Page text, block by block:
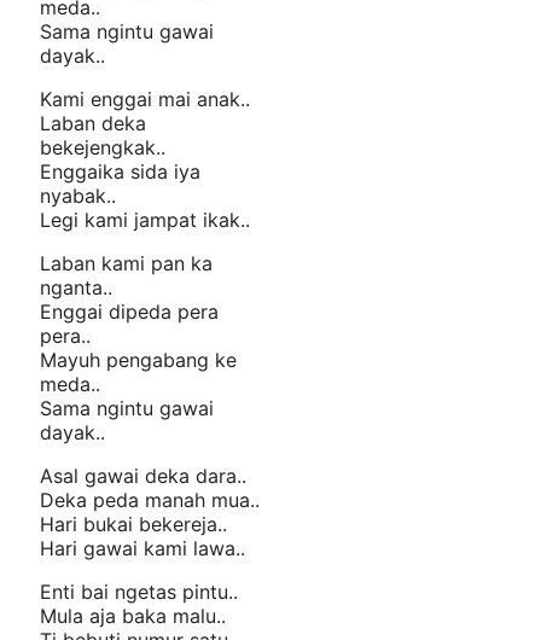
meda..
Sama ngintu gawai
dayak..
Kami enggai mai anak..
Laban deka
bekejengkak..
Enggaika sida iya
nyabak..
Legi kami jampat ikak..
Laban kami pan ka
nganta..
Enggai dipeda pera
pera..
Mayuh pengabang ke
meda..
Sama ngintu gawai
dayak..
Asal gawai deka dara..
Deka peda manah mua..
Hari bukai bekereja..
Hari gawai kami lawa..
Enti bai ngetas pintu..
Mula aja baka malu..